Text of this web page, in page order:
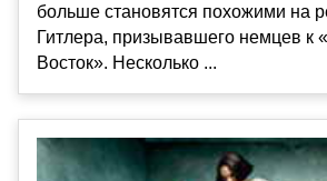
больше становятся похожими на
Гитлера, призывавшего немцев к
Восток». Несколько ...